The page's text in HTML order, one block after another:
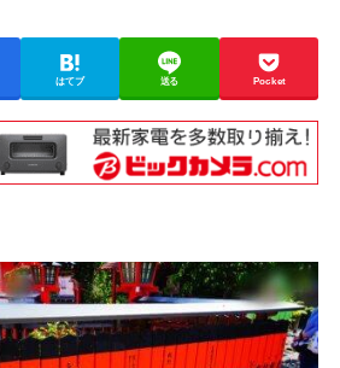
はてブ 送る Pocket